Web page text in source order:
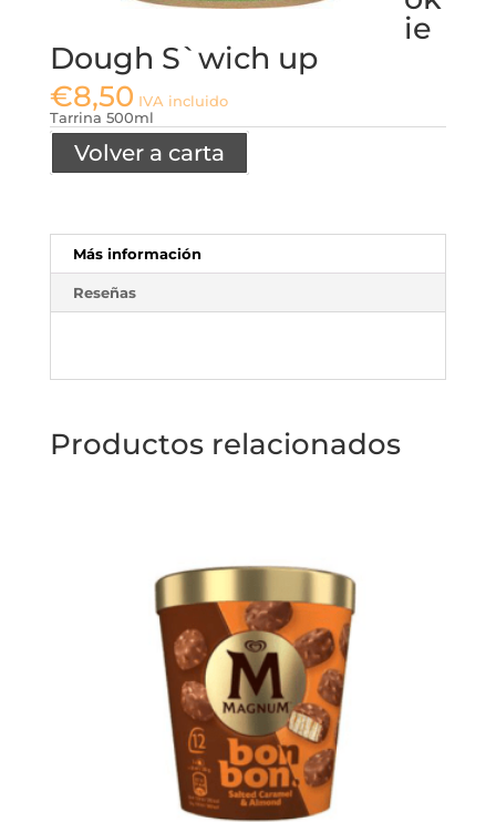
ie
Dough S`wich up
€8,50 IVA incluido
Tarrina 500ml
Volver a carta
Más información
Reseñas
Productos relacionados